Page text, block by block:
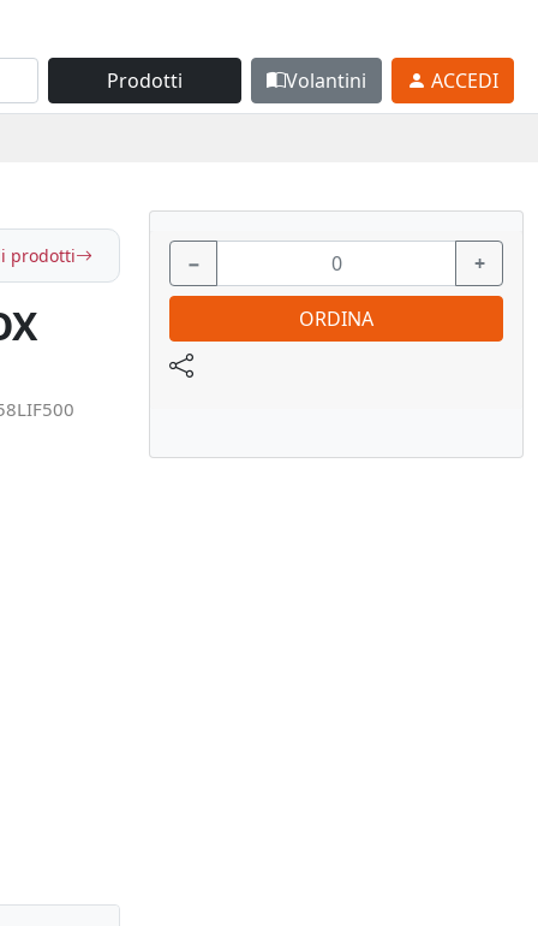
Prodotti Volantini ACCEDI
prodotti − +
ORDINA